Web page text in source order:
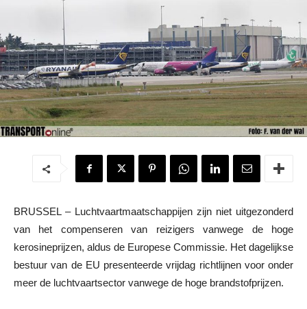
BRUSSEL – Luchtvaartmaatschappijen zijn niet uitgezonderd
van het compenseren van reizigers vanwege de hoge
kerosineprijzen, aldus de Europese Commissie. Het dagelijkse
bestuur van de EU presenteerde vrijdag richtlijnen voor onder
meer de luchtvaartsector vanwege de hoge brandstofprijzen.